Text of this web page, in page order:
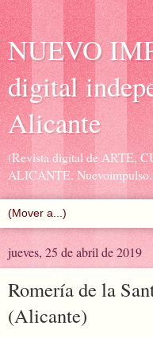
NUEVO
digital
Alicante
(Revista digital de ARTE,
ALICANTE.
jueves, 25 de abril de 2019
Romería de la
(Alicante)